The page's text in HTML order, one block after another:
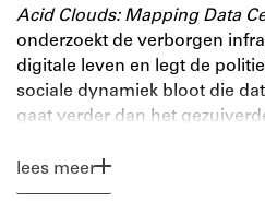
Acid Clouds: Mapping Data
onderzoekt de verborgen
digitale leven en legt de
sociale dynamiek bloot die
gaat verder dan het
vaak over het hoofd geziene
gegevensopslagstructuren.
lees meer